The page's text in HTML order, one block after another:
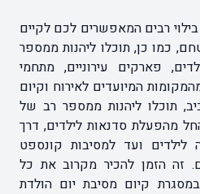
רבים המאפשרים לכם לקיים
כמו כן, תוכלו ליהנות ממספר
פארקים עירוניים, מתחמי
המיועדים לאירוח וקיום
תוכלו ליהנות ממספר רב של
מהפעלת סדנאות לילדים, דרך
לילדים ועד למסיבות קונספט
זה הזמן להכיר מקרוב את כל
קיום מסיבת יום הולדת